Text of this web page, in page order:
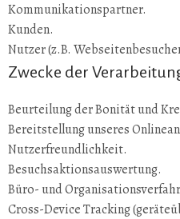
Kommunikationspartner.
Kunden.
Nutzer (z.B.
Zwecke der
Beurteilung der Bonität und
Bereitstellung unseres
Nutzerfreundlichkeit.
Besuchsaktionsauswertung.
Büro- und
Cross-Device Tracking